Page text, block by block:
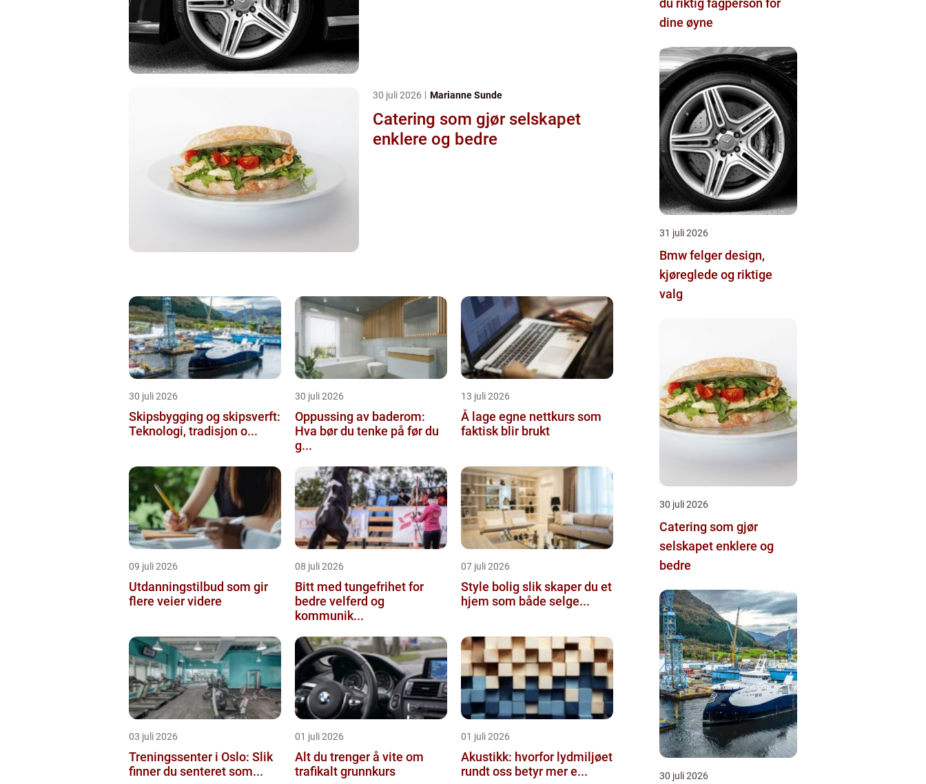
30 juli 2026 Marianne Sunde
Catering som gjør selskapet
enklere og bedre
30 juli 2026
Skipsbygging og skipsverft:
Teknologi, tradisjon o...
30 juli 2026
Oppussing av baderom:
Hva bør du tenke på før du
g...
13 juli 2026
Å lage egne nettkurs som
faktisk blir brukt
09 juli 2026
Utdanningstilbud som gir
flere veier videre
08 juli 2026
Bitt med tungefrihet for
bedre velferd og
kommunik...
07 juli 2026
Style bolig slik skaper du et
hjem som både selge...
03 juli 2026
Treningssenter i Oslo: Slik
finner du senteret som...
01 juli 2026
Alt du trenger å vite om
trafikalt grunnkurs
01 juli 2026
Akustikk: hvorfor lydmiljøet
rundt oss betyr mer e...
du riktig fagperson for
dine øyne
31 juli 2026
Bmw felger design,
kjøreglede og riktige
valg
30 juli 2026
Catering som gjør
selskapet enklere og
bedre
30 juli 2026